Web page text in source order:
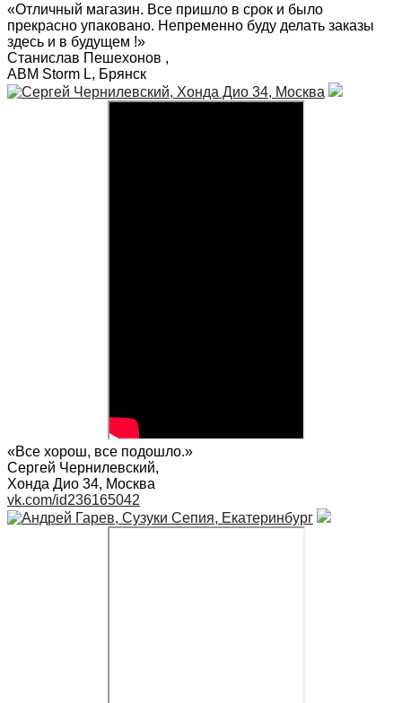
«Отличный магазин. Все пришло в срок и было
прекрасно упаковано. Непременно буду делать заказы
здесь и в будущем !»
Станислав Пешехонов ,
ABM Storm L, Брянск
«Все хорош, все подошло.»
Сергей Чернилевский,
Хонда Дио 34, Москва
vk.com/id236165042